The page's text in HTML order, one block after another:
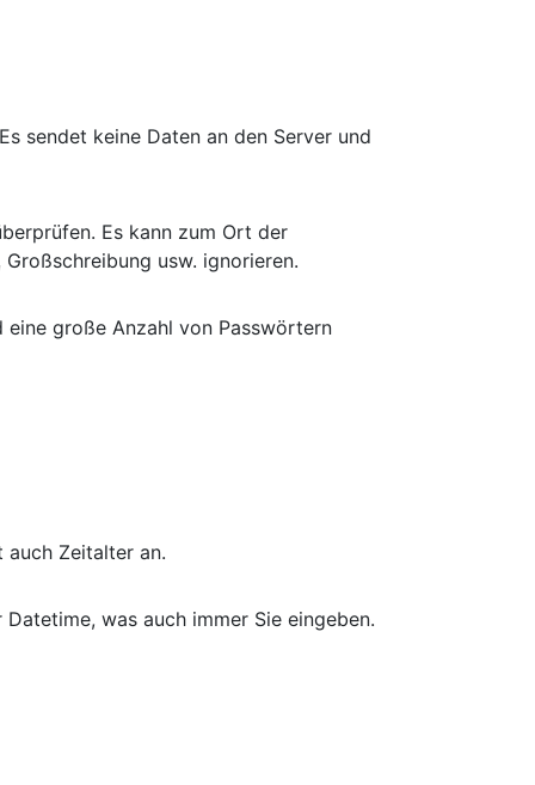
sendet keine Daten an den Server und
Es kann zum Ort der
usw. ignorieren.
große Anzahl von Passwörtern
auch Zeitalter an.
was auch immer Sie eingeben.